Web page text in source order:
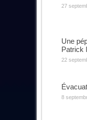
27
Une
Patrick
22
8